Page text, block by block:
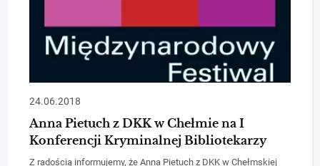
24.06.2018
Anna Pietuch z DKK w Chełmie na I
Konferencji Kryminalnej Bibliotekarzy
Z radością informujemy, że Anna Pietuch z DKK w Chełmskiej